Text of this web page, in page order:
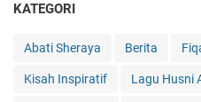
KATEGORI
Abati Sheraya Berita
Kisah Inspiratif Lagu Husni